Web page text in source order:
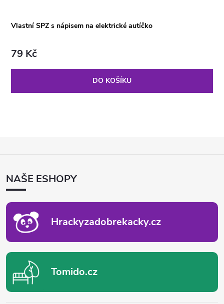
Vlastní SPZ s nápisem na elektrické autíčko
79 Kč
DO KOŠÍKU
ANAŠE ESHOPY
Hrackyzadobrekacky.cz
Tomido.cz